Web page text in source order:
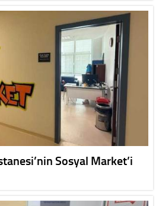
Sosyal Market’i